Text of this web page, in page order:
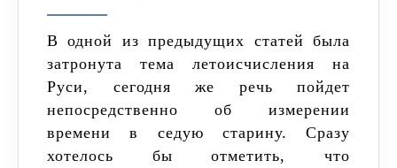
В одной из предыдущих статей была
затронута тема летоисчисления на
Руси, сегодня же речь пойдет
непосредственно об измерении
времени в седую старину. Сразу
хотелось бы отметить, что